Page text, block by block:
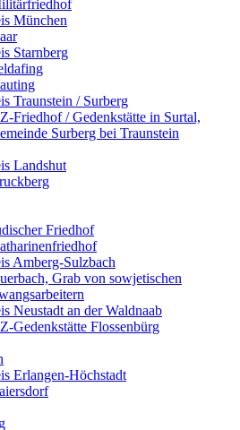
München
Starnberg
Traunstein / Surberg
Friedhof / Gedenkstätte in Surtal,
Surberg bei Traunstein
Landshut
Friedhof
Amberg-Sulzbach
Grab von sowjetischen
Neustadt an der Waldnaab
Gedenkstätte Flossenbürg
Erlangen-Höchstadt